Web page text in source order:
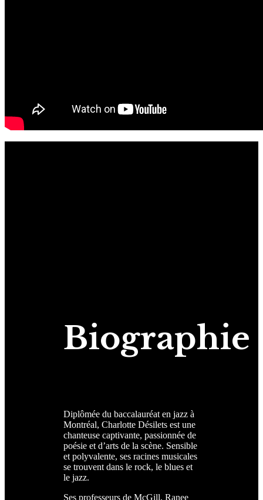
Biographie
Diplômée du baccalauréat en jazz à
Montréal, Charlotte Désilets est une
chanteuse captivante, passionnée de
poésie et d’arts de la scène. Sensible
et polyvalente, ses racines musicales
se trouvent dans le rock, le blues et
le jazz.
Ses professeurs de McGill, Ranee